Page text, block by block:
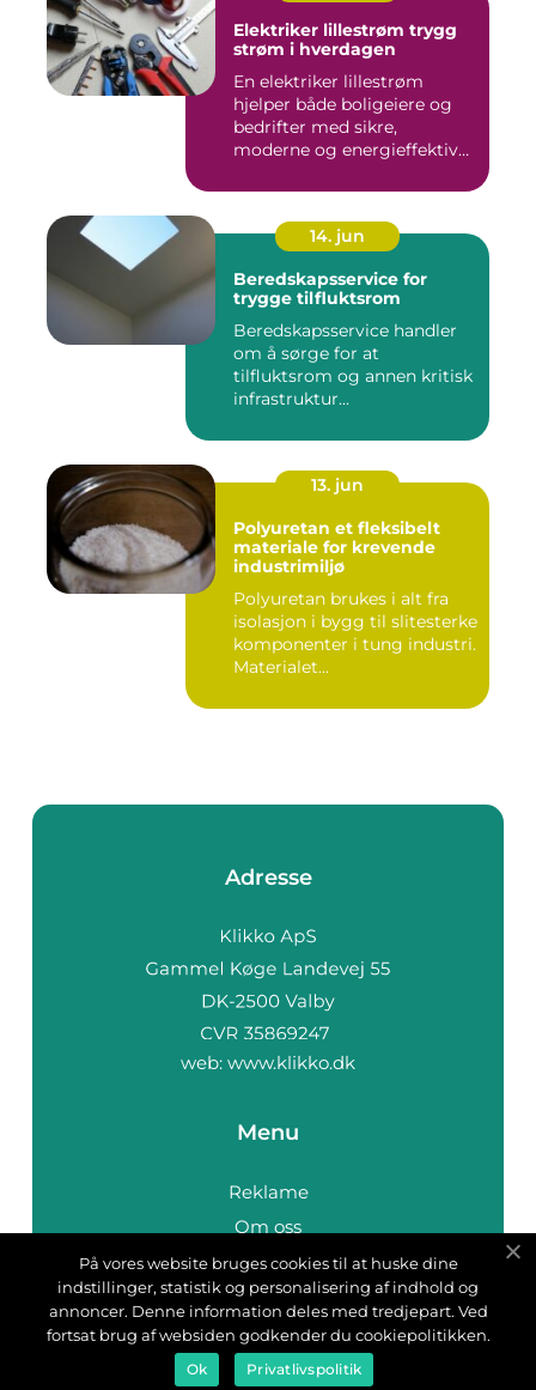
Elektriker lillestrøm trygg
strøm i hverdagen
En elektriker lillestrøm
hjelper både boligeiere og
bedrifter med sikre,
moderne og energieffektive
14. jun
Beredskapsservice for
trygge tilfluktsrom
Beredskapsservice handler
om å sørge for at
tilfluktsrom og annen kritisk
infrastruktur...
13. jun
Polyuretan et fleksibelt
materiale for krevende
industrimiljø
Polyuretan brukes i alt fra
isolasjon i bygg til slitesterke
komponenter i tung industri.
Materialet...
Adresse
web: www.klikko.dk
Menu
Reklame
Om oss
Cookies
Kontakt Oss
Sitemap
På vores website bruges cookies til at huske dine
indstillinger, statistik og personalisering af indhold og
annoncer. Denne information deles med tredjepart. Ved
fortsat brug af websiden godkender du cookiepolitikken.
Ok Privatlivspolitik